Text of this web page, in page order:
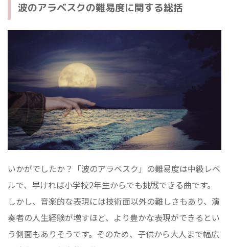
波のアラベスクの難易度に関する総括
いかがでしたか？「波のアラベスク」の難易度は中級レベ
ルで、早ければ小学校2年生からでも挑戦できる曲です。
しかし、音楽的な表現には技術面以外の難しさもあり、演
奏者の人生経験が増すほど、より豊かな表現ができるとい
う側面もありそうです。そのため、子供から大人まで幅広